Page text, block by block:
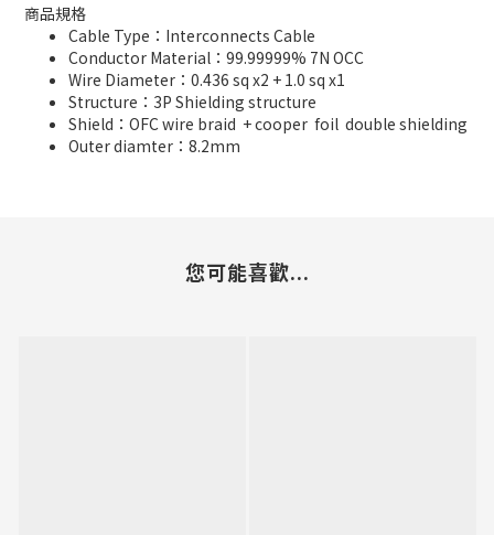
商品規格
Cable Type：Interconnects Cable
Conductor Material：99.99999% 7N OCC
Wire Diameter：0.436 sq x2 + 1.0 sq x1
Structure：3P Shielding structure
Shield：OFC wire braid + cooper foil double shielding
Outer diamter：8.2mm
您可能喜歡...